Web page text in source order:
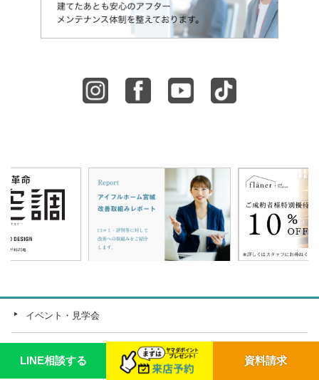
イベント・見学会
LINE相談する 資料請求